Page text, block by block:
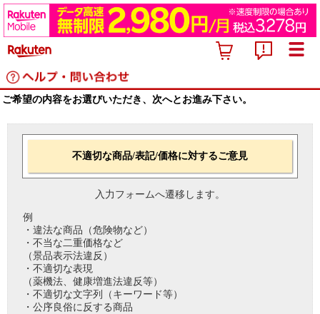
ご希望の内容をお選びいただき、次へとお進み下さい。
不適切な商品/表記/価格に対するご意見
入力フォームへ遷移します。
例
・違法な商品（危険物など）
・不当な二重価格など
（景品表示法違反）
・不適切な表現
（薬機法、健康増進法違反等）
・不適切な文字列（キーワード等）
・公序良俗に反する商品